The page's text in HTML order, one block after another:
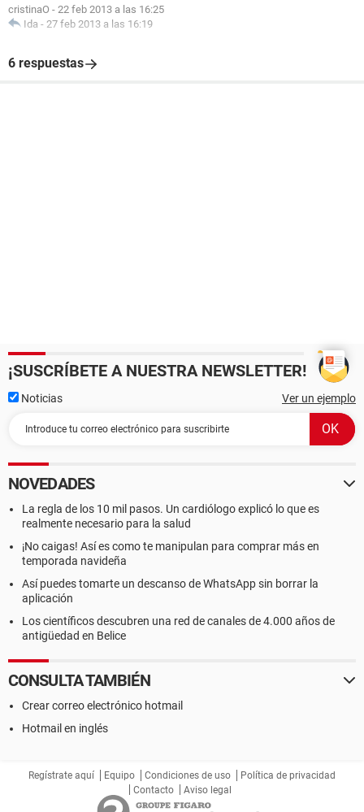
cristinaO - 22 feb 2013 a las 16:25
Ida - 27 feb 2013 a las 16:19
6 respuestas
¡SUSCRÍBETE A NUESTRA NEWSLETTER!
Noticias Ver un ejemplo
NOVEDADES
La regla de los 10 mil pasos. Un cardiólogo explicó lo que es
realmente necesario para la salud
¡No caigas! Así es como te manipulan para comprar más en
temporada navideña
Así puedes tomarte un descanso de WhatsApp sin borrar la
aplicación
Los científicos descubren una red de canales de 4.000 años de
antigüedad en Belice
CONSULTA TAMBIÉN
Crear correo electrónico hotmail
Hotmail en inglés
Regístrate aquí Equipo Condiciones de uso
Política de privacidad
Contacto
Aviso legal